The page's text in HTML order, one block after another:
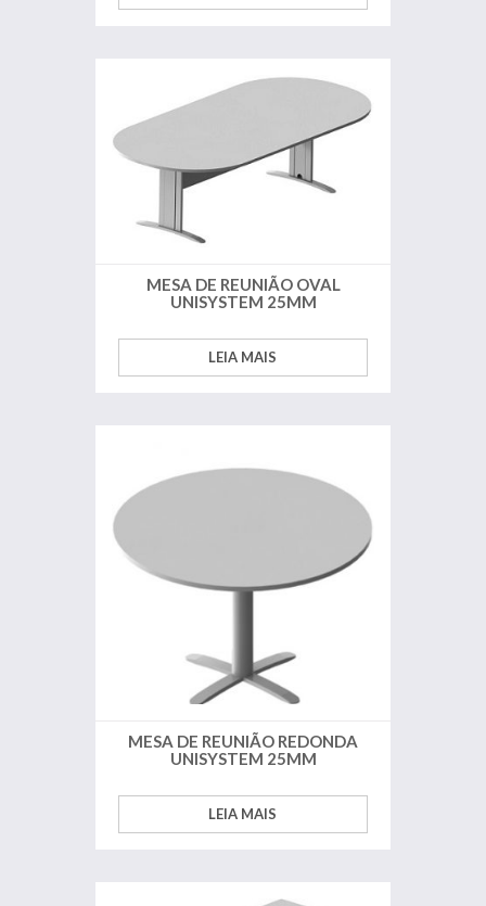
MESA DE REUNIÃO OVAL
UNISYSTEM 25MM
LEIA MAIS
MESA DE REUNIÃO REDONDA
UNISYSTEM 25MM
LEIA MAIS